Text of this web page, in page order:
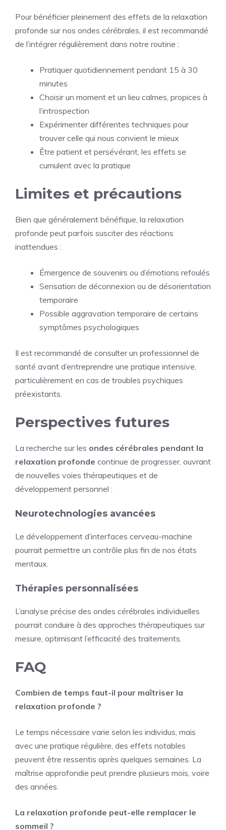
Pour bénéficier pleinement des effets de la relaxation
profonde sur nos ondes cérébrales, il est recommandé
de l’intégrer régulièrement dans notre routine :
Pratiquer quotidiennement pendant 15 à 30
minutes
Choisir un moment et un lieu calmes, propices à
l’introspection
Expérimenter différentes techniques pour
trouver celle qui nous convient le mieux
Être patient et persévérant, les effets se
cumulent avec la pratique
Limites et précautions
Bien que généralement bénéfique, la relaxation
profonde peut parfois susciter des réactions
inattendues :
Émergence de souvenirs ou d’émotions refoulés
Sensation de déconnexion ou de désorientation
temporaire
Possible aggravation temporaire de certains
symptômes psychologiques
Il est recommandé de consulter un professionnel de
santé avant d’entreprendre une pratique intensive,
particulièrement en cas de troubles psychiques
préexistants.
Perspectives futures
La recherche sur les ondes cérébrales pendant la
relaxation profonde continue de progresser, ouvrant
de nouvelles voies thérapeutiques et de
développement personnel :
Neurotechnologies avancées
Le développement d’interfaces cerveau-machine
pourrait permettre un contrôle plus fin de nos états
mentaux.
Thérapies personnalisées
L’analyse précise des ondes cérébrales individuelles
pourrait conduire à des approches thérapeutiques sur
mesure, optimisant l’efficacité des traitements.
FAQ
Combien de temps faut-il pour maîtriser la
relaxation profonde ?
Le temps nécessaire varie selon les individus, mais
avec une pratique régulière, des effets notables
peuvent être ressentis après quelques semaines. La
maîtrise approfondie peut prendre plusieurs mois, voire
des années.
La relaxation profonde peut-elle remplacer le
sommeil ?